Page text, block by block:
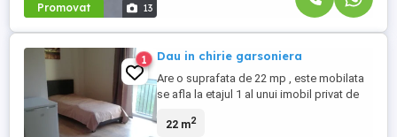
Promovat 13
1 Dau in chirie garsoniera
Are o suprafata de 22 mp , este mobilata
se afla la etajul 1 al unui imobil privat de
bucatarie comuna utilata aflata la demisol
22 m2